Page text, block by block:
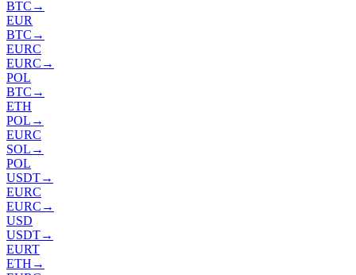
BTC →
EUR
BTC →
EURC
EURC →
POL
BTC →
ETH
POL →
EURC
SOL →
POL
USDT→
EURC
EURC →
USD
USDT→
EURT
ETH →